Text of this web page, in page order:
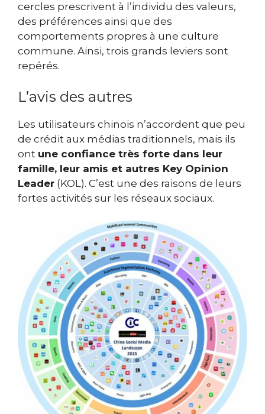
cercles prescrivent à l’individu des valeurs,
des préférences ainsi que des
comportements propres à une culture
commune. Ainsi, trois grands leviers sont
repérés.
L’avis des autres
Les utilisateurs chinois n’accordent que peu
de crédit aux médias traditionnels, mais ils
ont une confiance très forte dans leur
famille, leur amis et autres Key Opinion
Leader (KOL). C’est une des raisons de leurs
fortes activités sur les réseaux sociaux.